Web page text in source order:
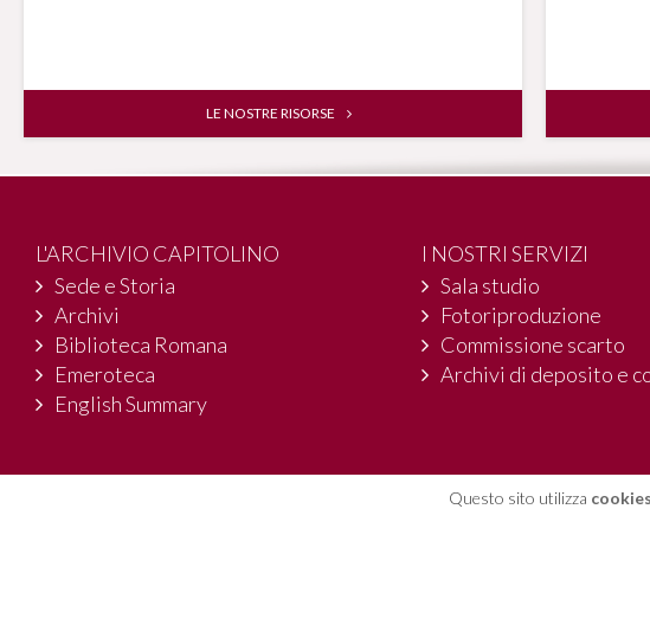
LE NOSTRE RISORSE
L'ARCHIVIO CAPITOLINO
Sede e Storia
Archivi
Biblioteca Romana
Emeroteca
English Summary
I NOSTRI SERVIZI
Sala studio
Fotoriproduzione
Commissione scarto
Archivi di deposito e
Questo sito utilizza cookies